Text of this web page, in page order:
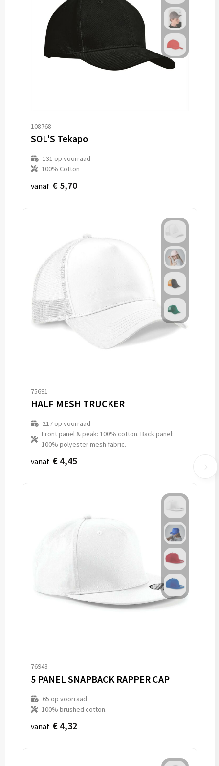
108768
SOL'S Tekapo
131 op voorraad
100% Cotton
vanaf € 5,70
75691
HALF MESH TRUCKER
217op voorraad
Front panel & peak: 100% cotton. Back panel:
100% polyester mesh fabric.
vanaf € 4,45
76943
5 PANEL SNAPBACK RAPPER CAP
65 op voorraad
100% brushed cotton.
vanaf € 4,32